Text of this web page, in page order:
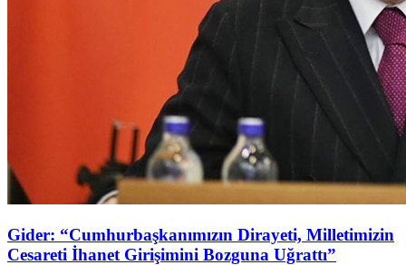
Gider: “Cumhurbaşkanımızın Dirayeti, Milletimizin
Cesareti İhanet Girişimini Bozguna Uğrattı”